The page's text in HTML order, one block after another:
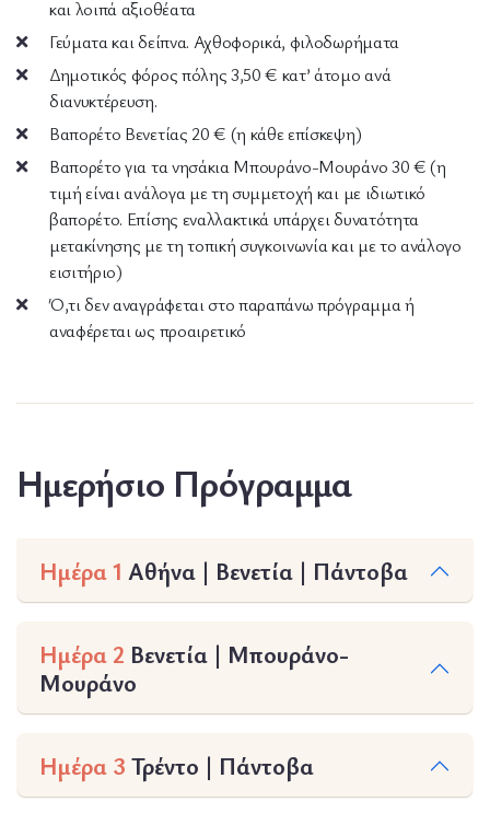
και λοιπά αξιοθέατα
Γεύματα και δείπνα. Αχθοφορικά, φιλοδωρήματα
Δημοτικός φόρος πόλης 3,50 € κατ’ άτομο ανά
διανυκτέρευση.
Βαπορέτο Βενετίας 20 € (η κάθε επίσκεψη)
Βαπορέτο για τα νησάκια Μπουράνο-Μουράνο 30 € (η
τιμή είναι ανάλογα με τη συμμετοχή και με ιδιωτικό
βαπορέτο. Επίσης εναλλακτικά υπάρχει δυνατότητα
μετακίνησης με τη τοπική συγκοινωνία και με το ανάλογο
εισιτήριο)
Ό,τι δεν αναγράφεται στο παραπάνω πρόγραμμα ή
αναφέρεται ως προαιρετικό
Ημερήσιο Πρόγραμμα
Ημέρα 1 Αθήνα | Βενετία | Πάντοβα
Ημέρα 2 Βενετία | Μπουράνο-
Μουράνο
Ημέρα 3 Τρέντο | Πάντοβα